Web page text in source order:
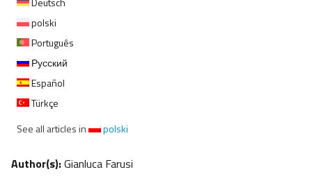
polski
Português
Русский
Español
Türkçe
See all articles in
polski
Author(s):Gianluca Farusi